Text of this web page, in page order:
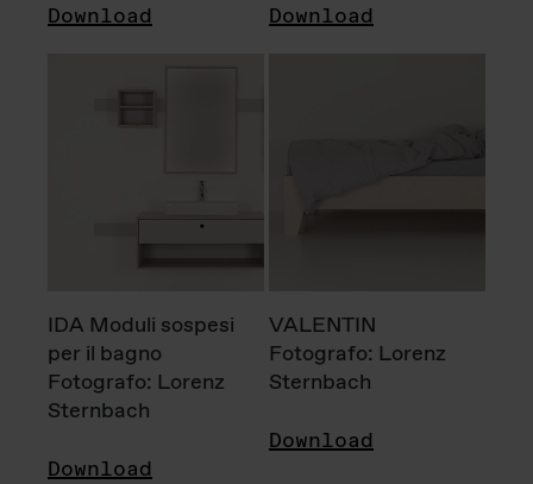
Download Download
IDA Moduli sospesi
per il bagno
Fotografo: Lorenz
Sternbach
Download
VALENTIN
Fotografo: Lorenz
Sternbach
Download